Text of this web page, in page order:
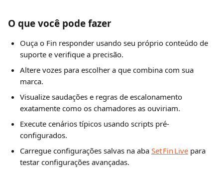
O que você pode fazer
Ouça o Fin responder usando seu próprio conteúdo de
suporte e verifique a precisão.
Altere vozes para escolher a que combina com sua
marca.
Visualize saudações e regras de escalonamento
exatamente como os chamadores as ouviriam.
Execute cenários típicos usando scripts pré-
configurados.
Carregue configurações salvas na aba Set Fin Live para
testar configurações avançadas.